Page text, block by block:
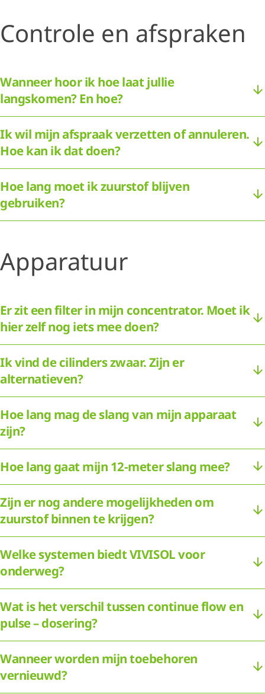
Controle en afspraken
Wanneer hoor ik hoe laat jullie
langskomen? En hoe?
Ik wil mijn afspraak verzetten of annuleren.
Hoe kan ik dat doen?
Hoe lang moet ik zuurstof blijven
gebruiken?
Apparatuur
Er zit een filter in mijn concentrator. Moet ik
hier zelf nog iets mee doen?
Ik vind de cilinders zwaar. Zijn er
alternatieven?
Hoe lang mag de slang van mijn apparaat
zijn?
Hoe lang gaat mijn 12-meter slang mee?
Zijn er nog andere mogelijkheden om
zuurstof binnen te krijgen?
Welke systemen biedt VIVISOL voor
onderweg?
Wat is het verschil tussen continue flow en
pulse – dosering?
Wanneer worden mijn toebehoren
vernieuwd?